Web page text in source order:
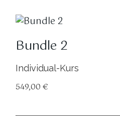
Bundle 2
Individual-Kurs
549,00€